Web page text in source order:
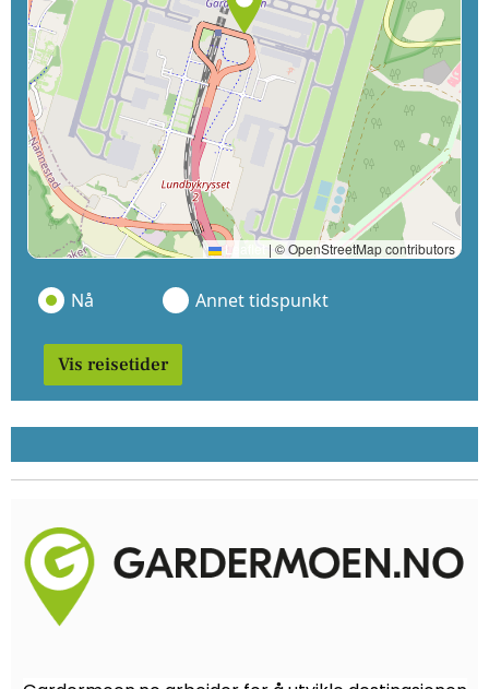
Leaflet | © OpenStreetMap contributors
Nå Annet tidspunkt
Vis reisetider